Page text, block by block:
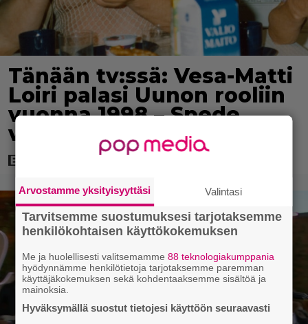
Tänään tv:ssä: Vesa-Matti
Loiri palasi Uunon rooliin
vuonna 1998 – Spede
vetäytyi sivummalle
Arvostamme yksityisyyttäsi Valintasi
Tarvitsemme suostumuksesi tarjotaksemme
henkilökohtaisen käyttökokemuksen
Me ja huolellisesti valitsemamme88 teknologiakumppania
hyödynnämme henkilötietoja tarjotaksemme paremman
käyttäjäkokemuksen sekä kohdentaaksemme sisältöä ja
mainoksia.
Hyväksymällä suostut tietojesi käyttöön seuraavasti